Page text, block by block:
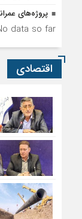
پروژه‌های
data so far.
اقتصادی